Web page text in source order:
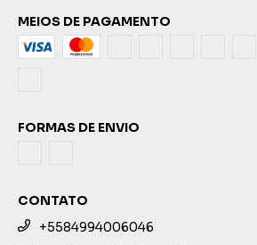
MEIOS DE PAGAMENTO
FORMAS DE ENVIO
CONTATO
+5584994006046